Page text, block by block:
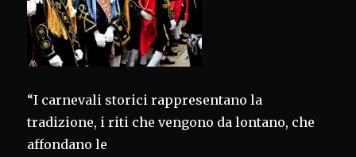
“I carnevali storici rappresentano la
tradizione, i riti che vengono da lontano, che
affondano le